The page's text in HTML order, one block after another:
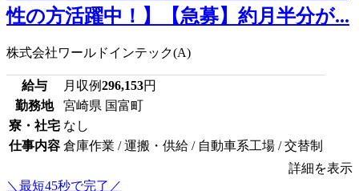
性の方活躍中！】【急募】約月半分が...
株式会社ワールドインテック(A)
給与 月収例296,153円
勤務地
宮崎県 国富町
寮・社宅 なし
仕事内容 倉庫作業 / 運搬・供給 / 自動車系工場 / 交替制
詳細を表示
＼最短45秒で完了／